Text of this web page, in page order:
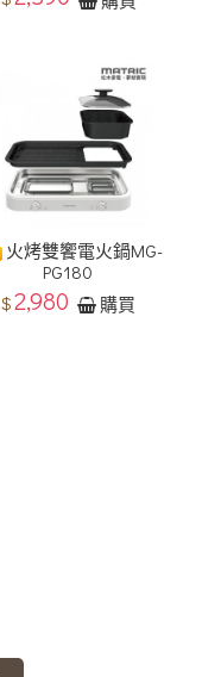
火烤雙饗電火鍋MG-
PG180
$2,980 購買